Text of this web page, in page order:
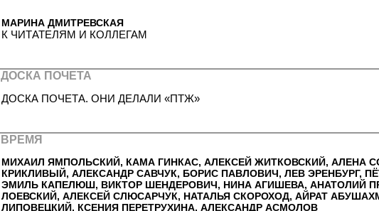
МАРИНА ДМИТРЕВСКАЯ
К ЧИТАТЕЛЯМ И КОЛЛЕГАМ
ДОСКА ПОЧЕТА
ДОСКА ПОЧЕТА. ОНИ ДЕЛАЛИ «ПТЖ»
ВРЕМЯ
МИХАИЛ ЯМПОЛЬСКИЙ, КАМА ГИНКАС, АЛЕКСЕЙ ЖИТКОВСКИЙ, АЛЕНА
КРИКЛИВЫЙ, АЛЕКСАНДР САВЧУК, БОРИС ПАВЛОВИЧ, ЛЕВ ЭРЕНБУРГ,
ЭМИЛЬ КАПЕЛЮШ, ВИКТОР ШЕНДЕРОВИЧ, НИНА АГИШЕВА, АНАТОЛИЙ
ЛОЕВСКИЙ, АЛЕКСЕЙ СЛЮСАРЧУК, НАТАЛЬЯ СКОРОХОД, АЙРАТ
ЛИПОВЕЦКИЙ, КСЕНИЯ ПЕРЕТРУХИНА, АЛЕКСАНДР АСМОЛОВ